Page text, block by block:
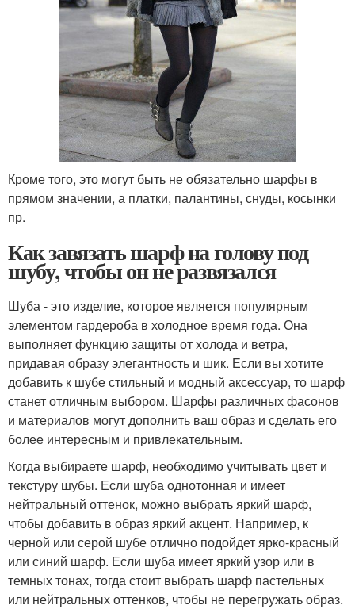
Кроме того, это могут быть не обязательно шарфы в
прямом значении, а платки, палантины, снуды, косынки
пр.
Как завязать шарф на голову под
шубу, чтобы он не развязался
Шуба - это изделие, которое является популярным
элементом гардероба в холодное время года. Она
выполняет функцию защиты от холода и ветра,
придавая образу элегантность и шик. Если вы хотите
добавить к шубе стильный и модный аксессуар, то шарф
станет отличным выбором. Шарфы различных фасонов
и материалов могут дополнить ваш образ и сделать его
более интересным и привлекательным.
Когда выбираете шарф, необходимо учитывать цвет и
текстуру шубы. Если шуба однотонная и имеет
нейтральный оттенок, можно выбрать яркий шарф,
чтобы добавить в образ яркий акцент. Например, к
черной или серой шубе отлично подойдет ярко-красный
или синий шарф. Если шуба имеет яркий узор или в
темных тонах, тогда стоит выбрать шарф пастельных
или нейтральных оттенков, чтобы не перегружать образ.